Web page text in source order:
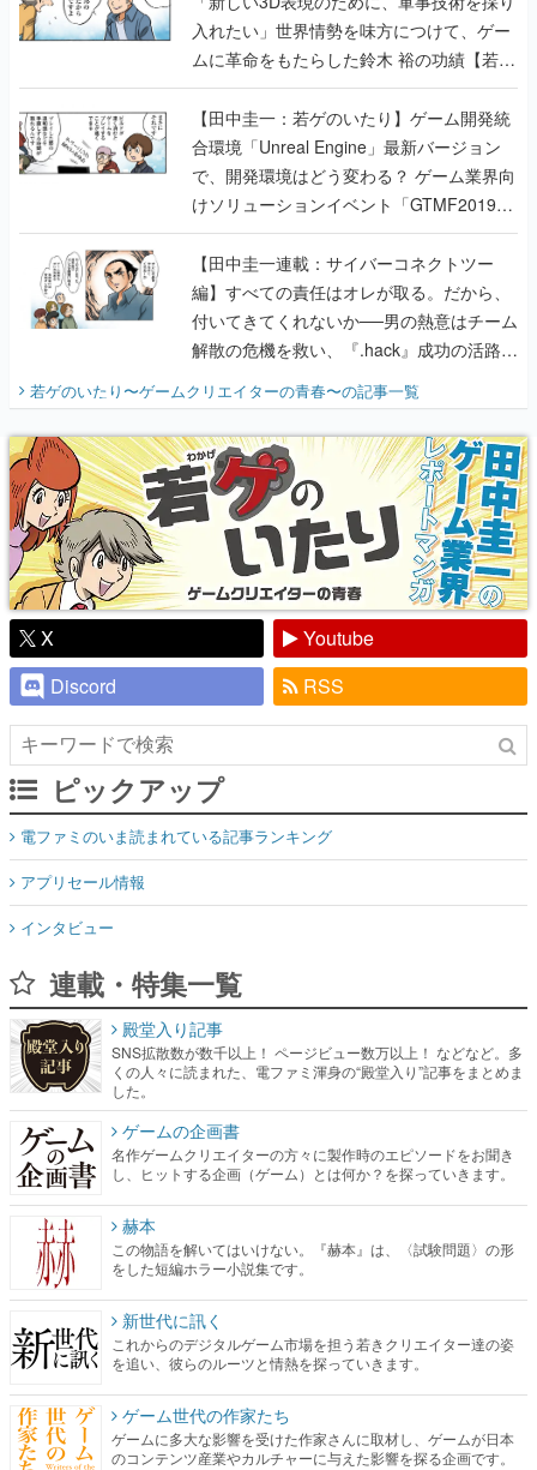
入れたい」世界情勢を味方につけて、ゲー
ムに革命をもたらした鈴木 裕の功績【若ゲ
のいたり】
【田中圭一：若ゲのいたり】ゲーム開発統
合環境「Unreal Engine」最新バージョン
で、開発環境はどう変わる？ ゲーム業界向
けソリューションイベント「GTMF2019」
に行って、より理解を深めよう【PR】
【田中圭一連載：サイバーコネクトツー
編】すべての責任はオレが取る。だから、
付いてきてくれないか──男の熱意はチーム
解散の危機を救い、『.hack』成功の活路を
開く。業界の快男児・松山 洋に流れる血は
『少年ジャンプ』色だった【若ゲのいた
り】
若ゲのいたり〜ゲームクリエイターの青春〜の記事一覧
X
Youtube
Discord
RSS
ピックアップ
電ファミのいま読まれている記事ランキング
アプリセール情報
インタビュー
連載・特集一覧
殿堂入り記事
SNS拡散数が数千以上！ ページビュー数万以上！ などなど。多
くの人々に読まれた、電ファミ渾身の“殿堂入り”記事をまとめま
した。
ゲームの企画書
名作ゲームクリエイターの方々に製作時のエピソードをお聞き
し、ヒットする企画（ゲーム）とは何か？を探っていきます。
赫本
この物語を解いてはいけない。『赫本』は、〈試験問題〉の形
をした短編ホラー小説集です。
新世代に訊く
これからのデジタルゲーム市場を担う若きクリエイター達の姿
を追い、彼らのルーツと情熱を探っていきます。
ゲーム世代の作家たち
ゲームに多大な影響を受けた作家さんに取材し、ゲームが日本
のコンテンツ産業やカルチャーに与えた影響を探る企画です。